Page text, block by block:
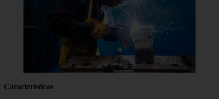
Características